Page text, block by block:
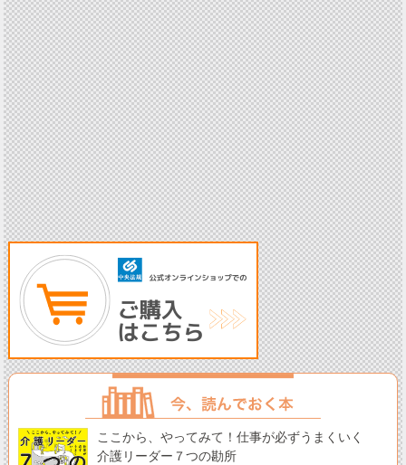
ここから、やってみて！仕事が必ずうまくいく
介護リーダー７つの勘所